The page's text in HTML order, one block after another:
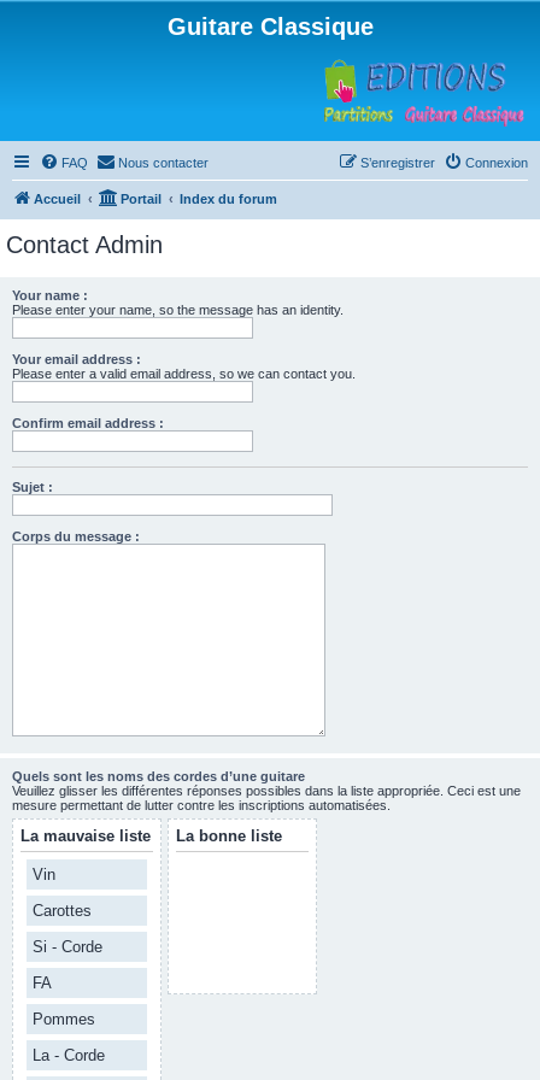
Guitare Classique
FAQ Nous contacter Connexion
S’enregistrer
Accueil Portail Index du forum
Contact Admin
Your name :
Please enter your name, so the message has an identity.
Your email address :
Please enter a valid email address, so we can contact you.
Confirm email address :
Sujet :
Corps du message :
Quels sont les noms des cordes d’une guitare
Veuillez glisser les différentes réponses possibles dans la liste appropriée. Ceci est une
mesure permettant de lutter contre les inscriptions automatisées.
La mauvaise liste
Vin
Carottes
Si - Corde
FA
Pommes
La - Corde
La bonne liste